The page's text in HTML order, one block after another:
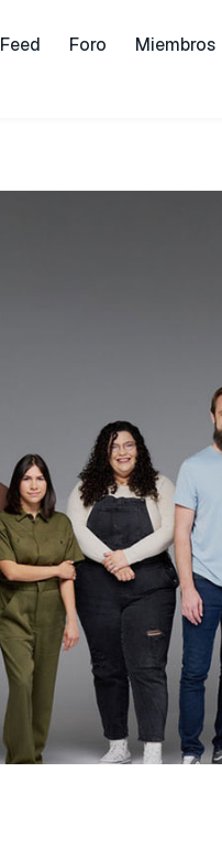
Feed Foro Miembros